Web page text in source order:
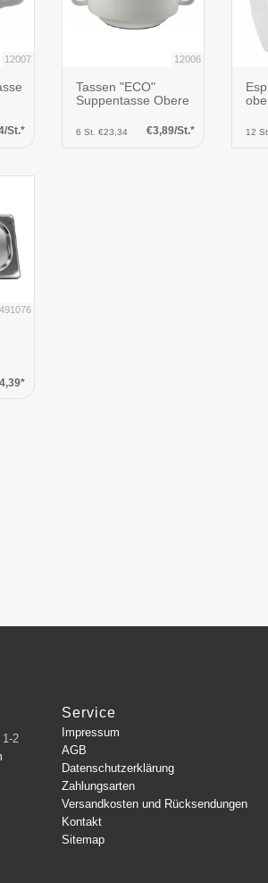
12007
St.*
12006
Tassen "ECO"
Suppentasse Obere
6 St. €23,34 €3,89/St.* 12
491076
2
Service
Impressum
AGB
Datenschutzerklärung
Zahlungsarten
Versandkosten und Rücksendungen
Kontakt
Sitemap